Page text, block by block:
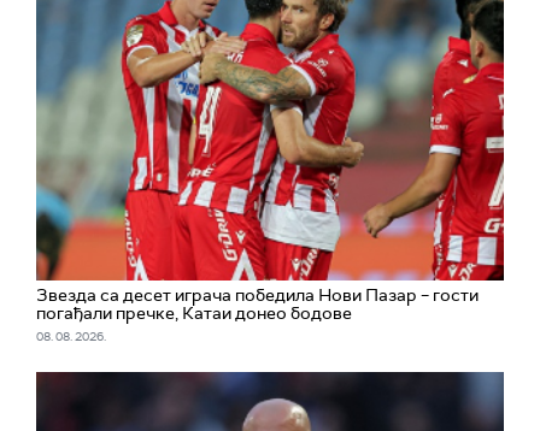
Звезда са десет играча победила Нови Пазар – гости
погађали пречке, Катаи донео бодове
08. 08. 2026.